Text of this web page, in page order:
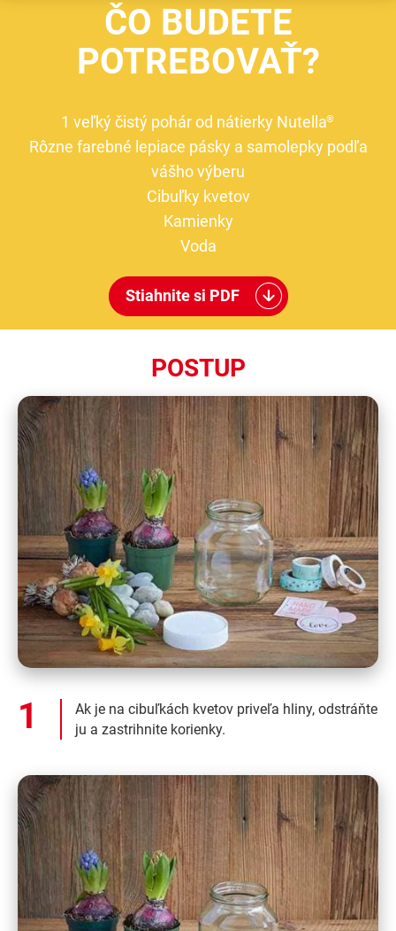
ČO BUDETE
POTREBOVAŤ?
1 veľký čistý pohár od nátierky Nutella®
Rôzne farebné lepiace pásky a samolepky podľa
vášho výberu
Cibuľky kvetov
Kamienky
Voda
Stiahnite si PDF
POSTUP
Ak je na cibuľkách kvetov priveľa hliny, odstráňte
ju a zastrihnite korienky.